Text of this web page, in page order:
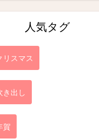
人気タグ
リスマス
き出し
賀